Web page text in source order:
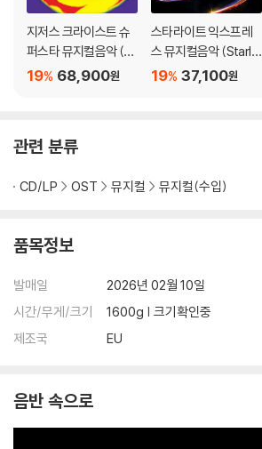
지저스 크라이스트 슈
퍼스타 뮤지컬음악 (Je
sus Christ Supersta
68,900원
19%
스타라이트 익스프레
스 뮤지컬음악 (Starlig
ht Express)
37,100원
19%
관련 분류
CD/LP OST 뮤지컬 뮤지컬(수입)
품목정보
발매일
2026년 02월 10일
시간/무게/크기
1600g | 크기확인중
제조국
EU
음반 속으로